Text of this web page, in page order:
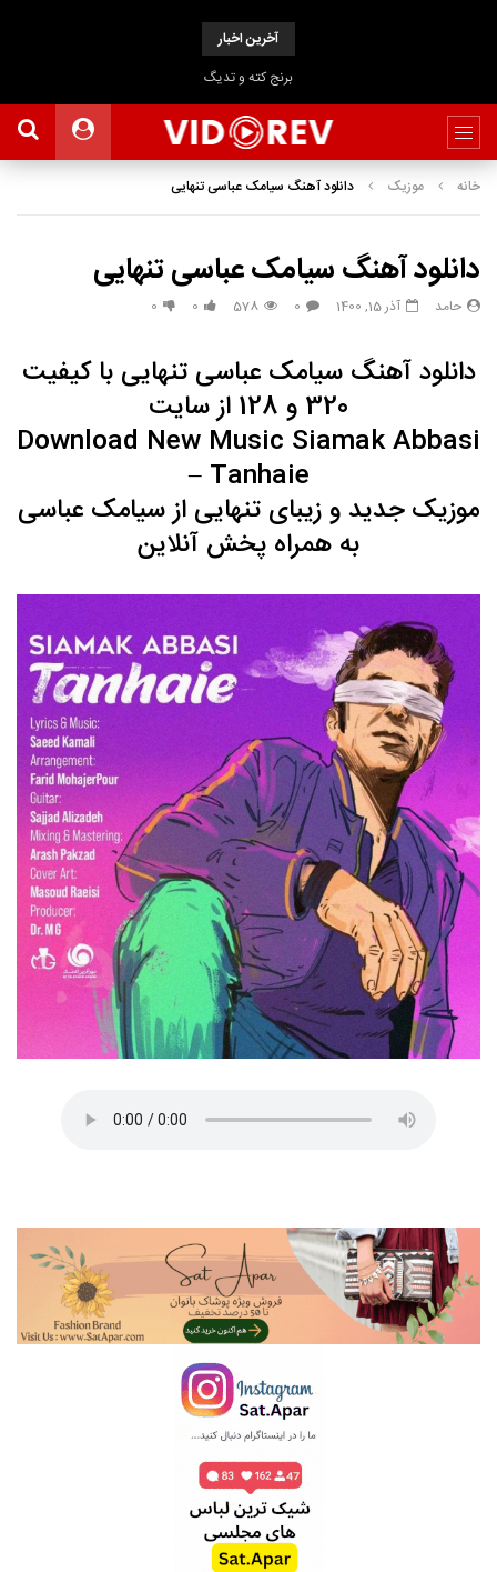
آخرین اخبار
برنج کته و تدیگ
خانه موزیک دانلود آهنگ سیامک عباسی تنهایی
دانلود آهنگ سیامک عباسی تنهایی
حامد آذر 15, 1400 0
578
0
0
دانلود آهنگسیامک عباسی تنهایی با کیفیت
320 و 128 از سایت
Download New Music Siamak Abbasi
– Tanhaie
موزیک جدید و زیبای تنهایی از سیامک عباسی
به همراه پخش آنلاین